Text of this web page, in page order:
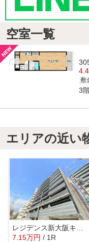
空室一覧
敷
3
エリアの近い
7.15万円 / 1R